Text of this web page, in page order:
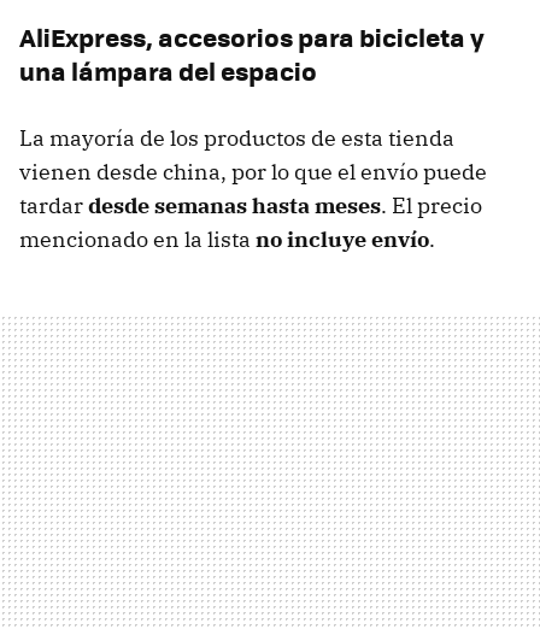
AliExpress, accesorios para bicicleta y
una lámpara del espacio
La mayoría de los productos de esta tienda
vienen desde china, por lo que el envío puede
tardardesde semanas hasta meses. El precio
mencionado en la lista no incluye envío.